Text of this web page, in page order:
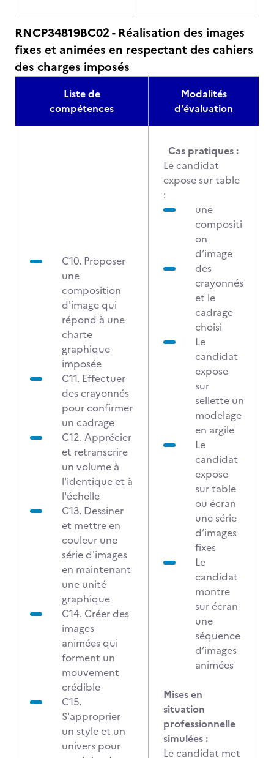
RNCP34819BC02 - Réalisation des images
fixes et animées en respectant des cahiers
des charges imposés
Liste de
compétences
Modalités
d'évaluation
C10. Proposer
une
composition
d'image qui
répond à une
charte
graphique
imposée
C11. Effectuer
des crayonnés
pour confirmer
un cadrage
C12. Apprécier
et retranscrire
un volume à
l'identique et à
l'échelle
C13. Dessiner
et mettre en
couleur une
série d'images
en maintenant
une unité
graphique
C14. Créer des
images
animées qui
forment un
mouvement
crédible
C15.
S'approprier
un style et un
univers pour
Cas pratiques :
Le candidat
expose sur table
:
une
compositi
on
d’image
des
crayonnés
et le
cadrage
choisi
Le
candidat
expose
sur
sellette un
modelage
en argile
Le
candidat
expose
sur table
ou écran
une série
d’images
fixes
Le
candidat
montre
sur écran
une
séquence
d’images
animées
Mises en
situation
professionnelle
simulées :
Le candidat met